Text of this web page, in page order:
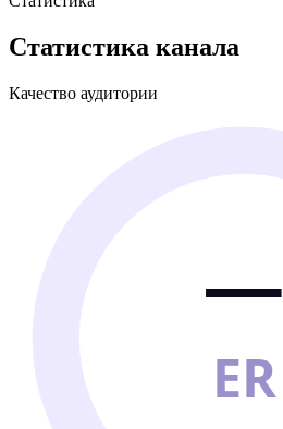
Статистика канала
Качество аудитории
—
ER